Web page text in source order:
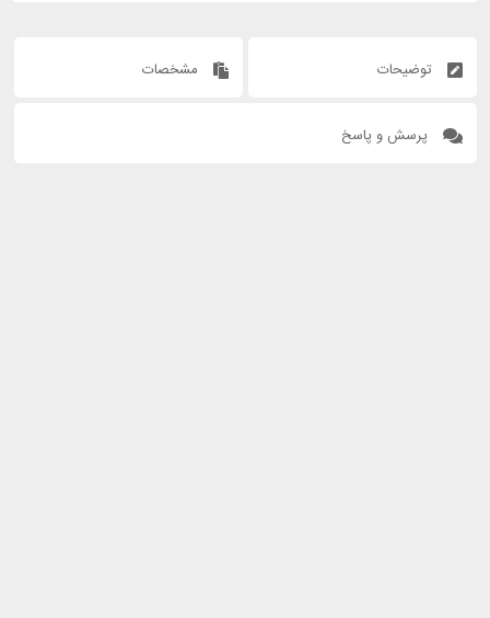
توضیحات مشخصات
پرسش و پاسخ